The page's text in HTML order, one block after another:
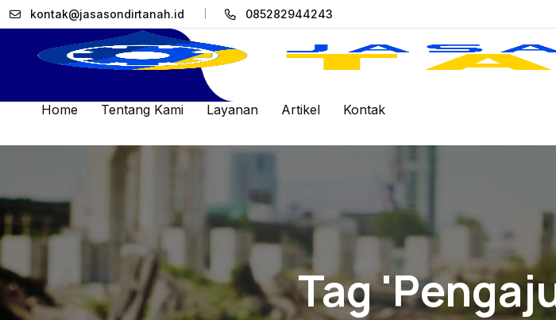
kontak@jasasondirtanah.id 085282944243
Home Tentang Kami Layanan Artikel Kontak
Tag